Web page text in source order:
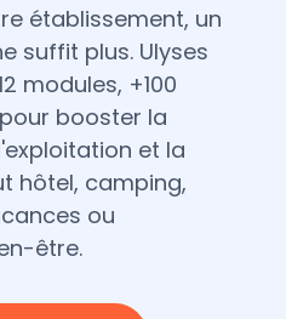
établissement, un
suffit plus. Ulyses
modules, +100
booster la
et la
hôtel, camping,
ou
être.